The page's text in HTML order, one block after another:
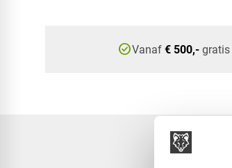
check_circleVanaf € 500,-gratis